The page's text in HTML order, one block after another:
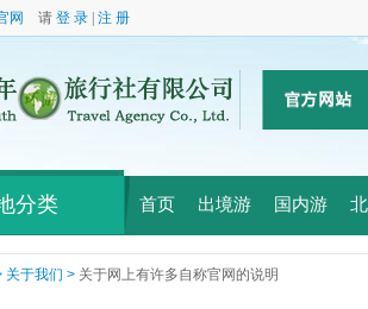
网 请 登 录 注 册
分类 首页 出境游 国内游
关于我们 > 关于网上有许多自称官网的说明